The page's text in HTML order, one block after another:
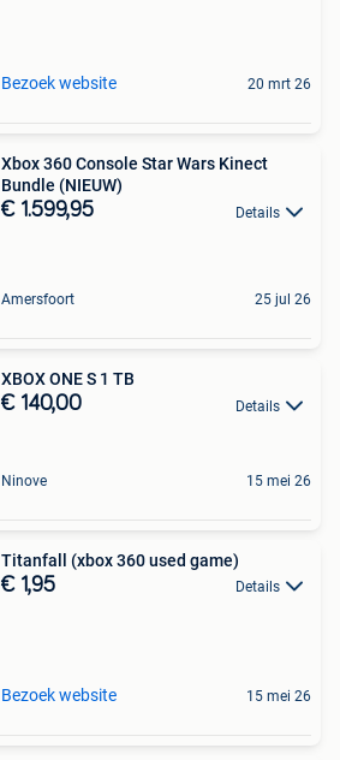
Bezoek website 20 mrt 26
Xbox 360 Console Star Wars Kinect
Bundle (NIEUW)
€ 1.599,95 Details
Amersfoort 25 jul 26
XBOX ONE S 1 TB
€ 140,00 Details
Ninove 15 mei 26
Titanfall (xbox 360 used game)
€ 1,95 Details
Bezoek website 15 mei 26